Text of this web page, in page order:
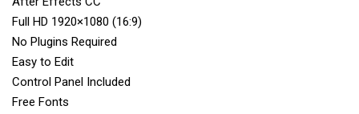
Full HD 1920×1080 (16:9)
No Plugins Required
Easy to Edit
Control Panel Included
Free Fonts